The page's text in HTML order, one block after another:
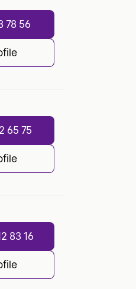
78 56
65 75
83 16